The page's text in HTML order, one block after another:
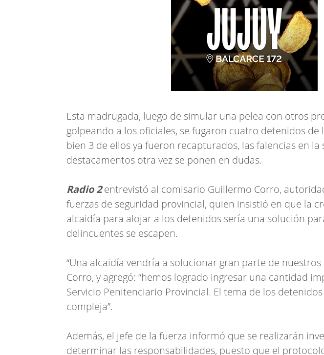
Esta madrugada, luego de simular una pelea con otros
golpeando a los oficiales, se fugaron cuatro detenidos de
bien 3 de ellos ya fueron recapturados, las falencias en la
destacamentos otra vez se ponen en dudas.
Radio 2entrevistó al comisario Guillermo Corro,
fuerzas de seguridad provincial, quien insistió en que la
alcaidía para alojar a los detenidos sería una solución
delincuentes se escapen.
“Una alcaidía vendría a solucionar gran parte de nuestros
Corro, y agregó: “hemos logrado ingresar una cantidad
Servicio Penitenciario Provincial. El tema de los
compleja”.
Además, el jefe de la fuerza informó que se realizarán
determinar las responsabilidades, puesto que el